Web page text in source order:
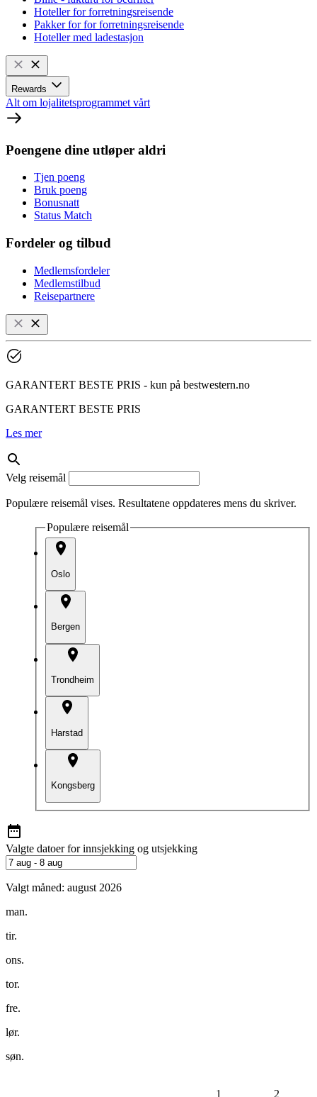
Hoteller for forretningsreisende
Pakker for for forretningsreisende
Hoteller med ladestasjon
Rewards
Alt om lojalitetsprogrammet vårt
Poengene dine utløper aldri
Tjen poeng
Bruk poeng
Bonusnatt
Status Match
Fordeler og tilbud
Medlemsfordeler
Medlemstilbud
Reisepartnere
GARANTERT BESTE PRIS - kun på bestwestern.no
GARANTERT BESTE PRIS
Les mer
Velg reisemål
Populære reisemål vises. Resultatene oppdateres mens du skriver.
Populære reisemål
Oslo
Bergen
Trondheim
Harstad
Kongsberg
Valgte datoer for innsjekking og utsjekking
Valgt måned: august 2026
man.
tir.
ons.
tor.
fre.
lør.
søn.
1 2